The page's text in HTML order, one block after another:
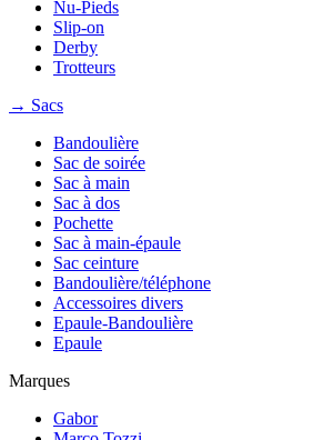
Nu-Pieds
Slip-on
Derby
Trotteurs
→ Sacs
Bandoulière
Sac de soirée
Sac à main
Sac à dos
Pochette
Sac à main-épaule
Sac ceinture
Bandoulière/téléphone
Accessoires divers
Epaule-Bandoulière
Epaule
Marques
Gabor